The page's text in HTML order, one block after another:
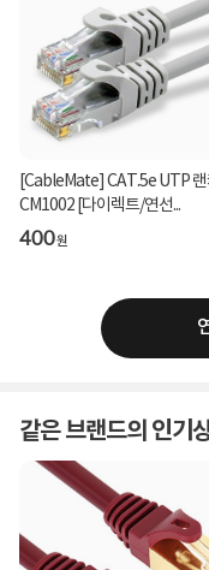
[CableMate] CAT.5e UTP
CM1002 [다이렉트/연선...
400원
같은 브랜드의 인기